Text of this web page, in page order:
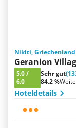
Nikiti,
Geranion
5.0/
6.0
Sehr gut
84.2 %
Hoteldetails